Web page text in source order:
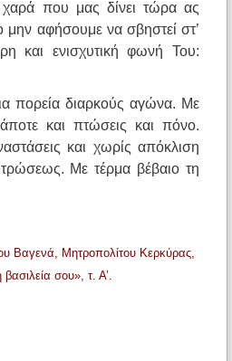
που μας δίνει τώρα ας
αφήσουμε να σβηστεί στ’
και ενισχυτική φωνή Του:
πορεία διαρκούς αγώνα. Με
και πτώσεις και πόνο.
και χωρίς απόκλιση
Με τέρμα βέβαιο τη
Βαγενά, Μητροπολίτου Κερκύρας,
σου», τ. Α’.